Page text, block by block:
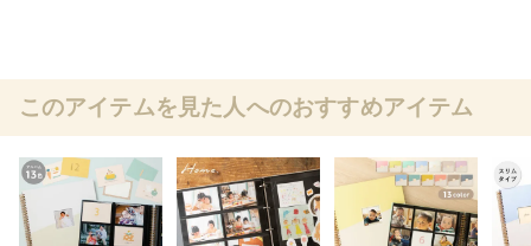
このアイテムを見た人へのおすすめアイテム